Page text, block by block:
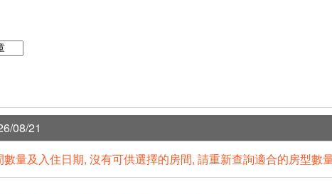
08/21
量及入住日期, 沒有可供選擇的房間, 請重新查詢適合的房型數